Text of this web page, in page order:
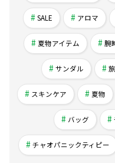
SALE アロマ
夏物アイテム 腕
サンダル
スキンケア 夏物
バッグ
チャオパニックティピー